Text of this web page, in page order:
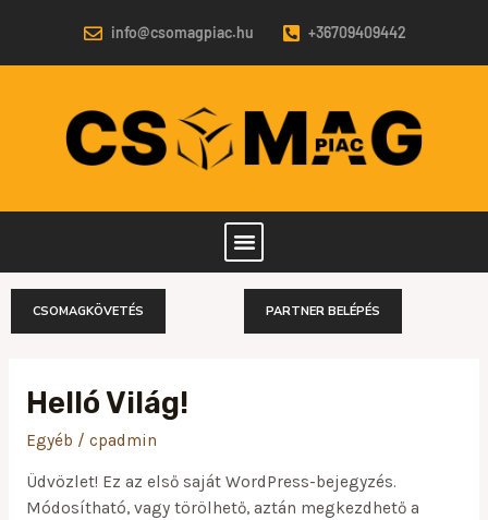
content
info@csomagpiac.hu +36709409442
CSOMAGKÖVETÉS PARTNER BELÉPÉS
Helló Világ!
Egyéb / cpadmin
Üdvözlet! Ez az első saját WordPress-bejegyzés.
Módosítható, vagy törölhető, aztán megkezdhető a
Helló